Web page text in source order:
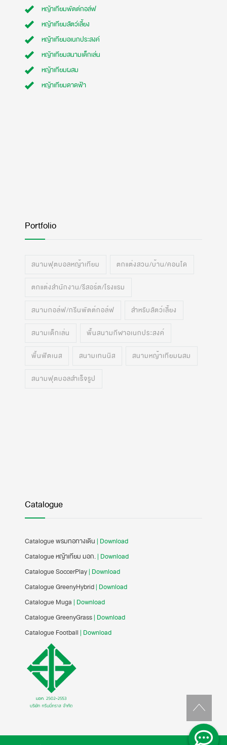
หญ้าเทียมพัตต์กอล์ฟ
หญ้าเทียมสัตว์เลี้ยง
หญ้าเทียมอเนกประสงค์
หญ้าเทียมสนามเด็กเล่น
หญ้าเทียมผสม
หญ้าเทียมดาดฟ้า
Portfolio
สนามฟุตบอลหญ้าเทียม ตกแต่งสวน/บ้าน/คอนโด
ตกแต่งสำนักงาน/รีสอร์ต/โรงแรม
สนามกอล์ฟ/กรีนพัตต์กอล์ฟ สำหรับสัตว์เลี้ยง
สนามเด็กเล่น พื้นสนามกีฬาอเนกประสงค์
พื้นฟิตเนส สนามเทนนิส สนามหญ้าเทียมผสม
สนามฟุตบอลสำเร็จรูป
Catalogue
Catalogue พรมทอทางเดิน | Download
Catalogue หญ้าเทียม มอก.| Download
Catalogue SoccerPlay| Download
Catalogue GreenyHybrid| Download
Catalogue Muga | Download
Catalogue GreenyGrass| Download
Catalogue Football | Download